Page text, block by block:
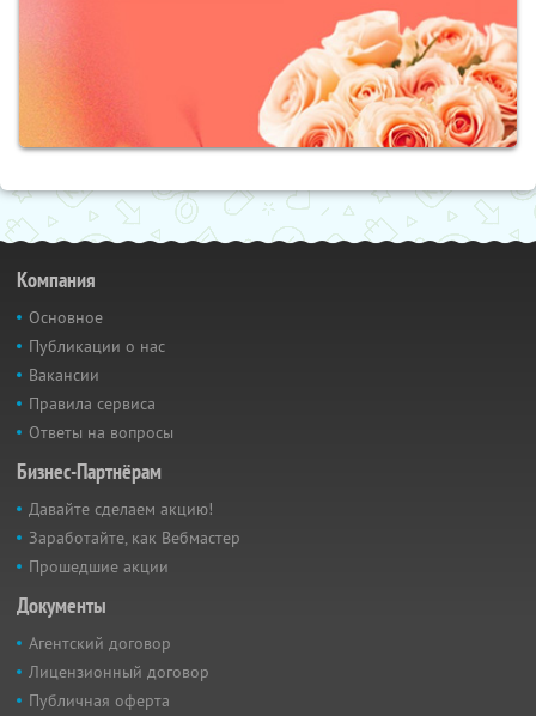
Компания
Основное
Публикации о нас
Вакансии
Правила сервиса
Ответы на вопросы
Бизнес-Партнёрам
Давайте сделаем акцию!
Заработайте, как Вебмастер
Прошедшие акции
Документы
Агентский договор
Лицензионный договор
Публичная оферта